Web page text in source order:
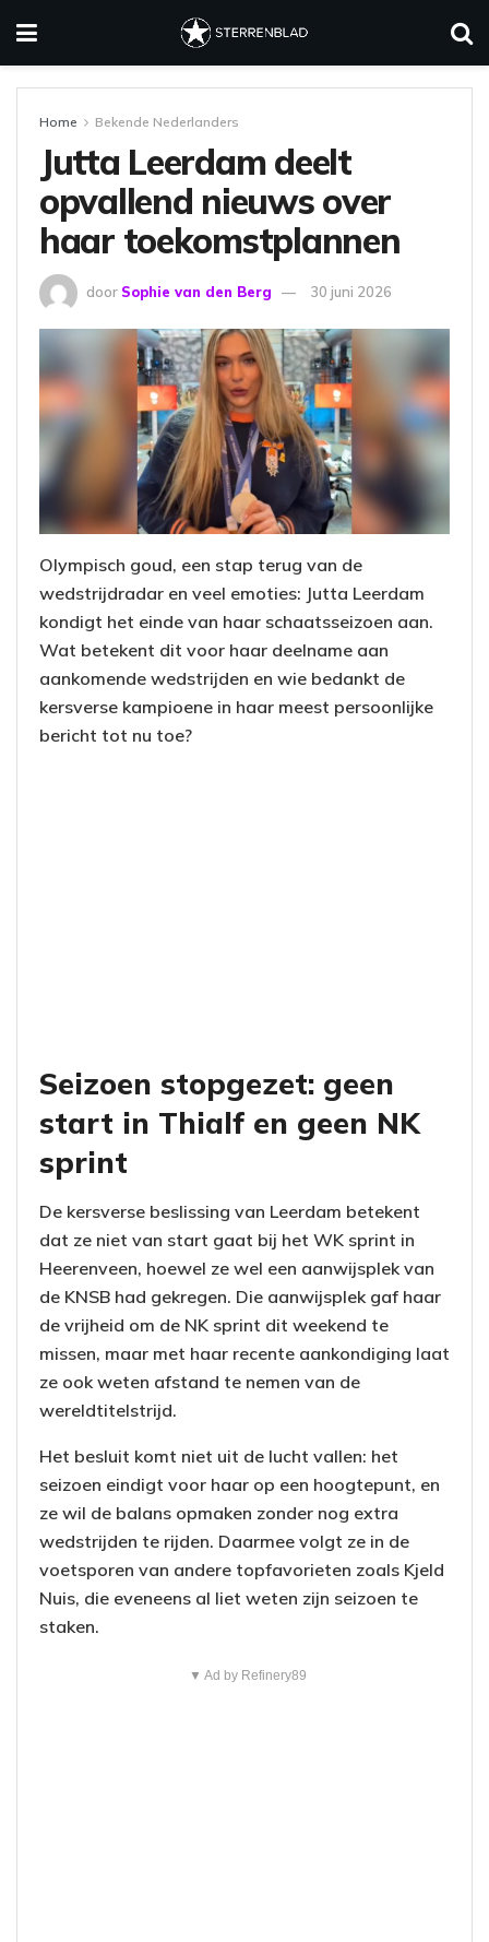
Home Bekende Nederlanders
Jutta Leerdam deelt
opvallend nieuws over
haar toekomstplannen
door Sophie van den Berg 30 juni 2026
Olympisch goud, een stap terug van de
wedstrijdradar en veel emoties: Jutta Leerdam
kondigt het einde van haar schaatsseizoen aan.
Wat betekent dit voor haar deelname aan
aankomende wedstrijden en wie bedankt de
kersverse kampioene in haar meest persoonlijke
bericht tot nu toe?
Seizoen stopgezet: geen
start in Thialf en geen NK
sprint
De kersverse beslissing van Leerdam betekent
dat ze niet van start gaat bij het WK sprint in
Heerenveen, hoewel ze wel een aanwijsplek van
de KNSB had gekregen. Die aanwijsplek gaf haar
de vrijheid om de NK sprint dit weekend te
missen, maar met haar recente aankondiging laat
ze ook weten afstand te nemen van de
wereldtitelstrijd.
Het besluit komt niet uit de lucht vallen: het
seizoen eindigt voor haar op een hoogtepunt, en
ze wil de balans opmaken zonder nog extra
wedstrijden te rijden. Daarmee volgt ze in de
voetsporen van andere topfavorieten zoals Kjeld
Nuis, die eveneens al liet weten zijn seizoen te
staken.
▼ Ad by Refinery89